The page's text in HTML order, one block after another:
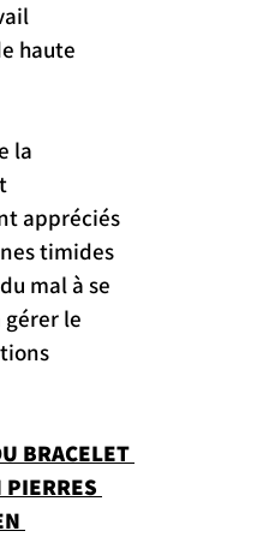
haute
la
appréciés
timides
mal à se
le
BRACELET
PIERRES